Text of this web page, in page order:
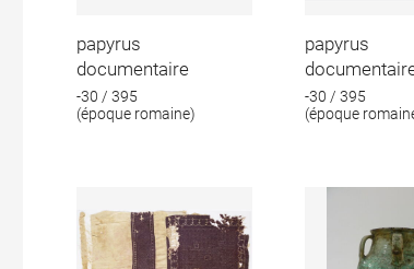
papyrus
documentaire
-30 / 395
(époque romaine)
papyrus
-30 / 395
(époque